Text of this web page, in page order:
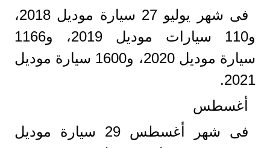
فى شهر يوليو 27 سيارة موديل 2018،
و110 سيارات موديل 2019، و1166
سيارة موديل 2020، و1600 سيارة موديل
2021.
أغسطس
فى شهر أغسطس 29 سيارة موديل